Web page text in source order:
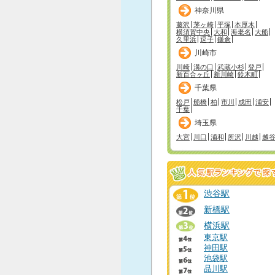
神奈川県
藤沢 茅ヶ崎 平塚 本厚木
横須賀中央 大和 海老名 大船
久里浜 逗子 鎌倉
川崎市
川崎 溝の口 武蔵小杉 登戸
新百合ヶ丘
新川崎 鈴木町
千葉県
松戸 船橋 柏 市川 成田 浦安
千葉
埼玉県
大宮 川口 浦和 所沢 川越 越谷
渋谷駅
新橋駅
横浜駅
東京駅
神田駅
池袋駅
品川駅